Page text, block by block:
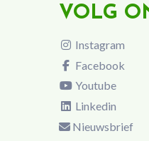
VOLG
Instagram
Facebook
Youtube
Linkedin
Nieuwsbrief